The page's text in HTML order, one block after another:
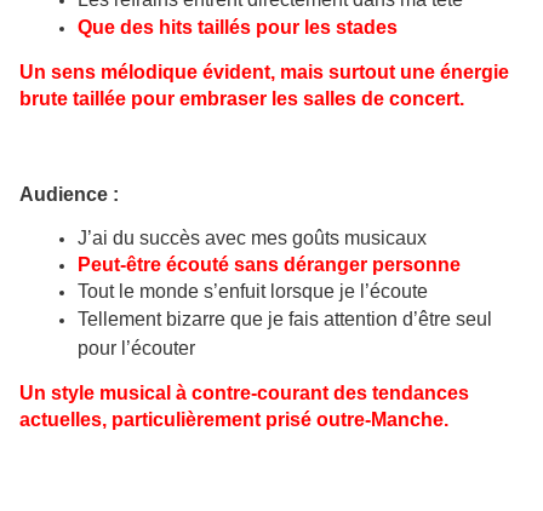
Que des hits taillés pour les stades
Un sens mélodique évident, mais surtout une énergie
brute taillée pour embraser les salles de concert.
Audience :
J’ai du succès avec mes goûts musicaux
Peut-être écouté sans déranger personne
Tout le monde s’enfuit lorsque je l’écoute
Tellement bizarre que je fais attention d’être seul
pour l’écouter
Un style musical à contre-courant des tendances
actuelles, particulièrement prisé outre-Manche.